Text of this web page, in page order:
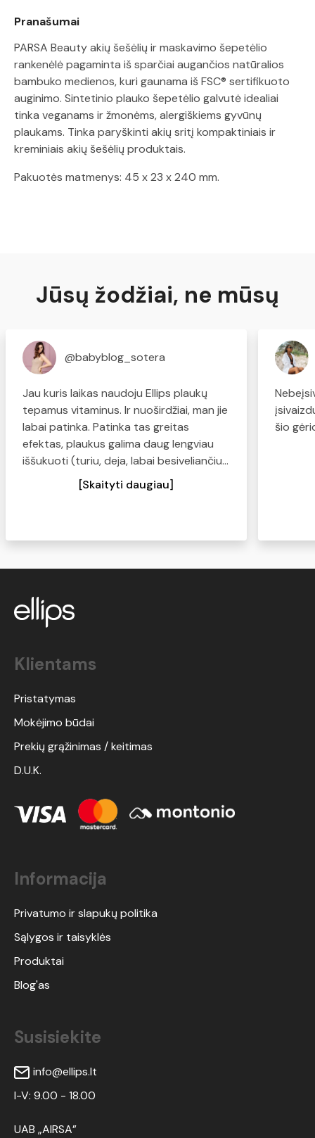
Pranašumai
PARSA Beauty akių šešėlių ir maskavimo šepetėlio
rankenėlė pagaminta iš sparčiai augančios natūralios
bambuko medienos, kuri gaunama iš FSC® sertifikuoto
auginimo. Sintetinio plauko šepetėlio galvutė idealiai
tinka veganams ir žmonėms, alergiškiems gyvūnų
plaukams. Tinka paryškinti akių sritį kompaktiniais ir
kreminiais akių šešėlių produktais.
Pakuotės matmenys: 45 x 23 x 240 mm.
Jūsų žodžiai, ne mūsų
@babyblog_sotera
Jau kuris laikas naudoju Ellips plaukų
tepamus vitaminus. Ir nuoširdžiai, man jie
labai patinka. Patinka tas greitas
efektas, plaukus galima daug lengviau
iššukuoti (turiu, deja, labai besiveliančius,
sausus plaukus), plaukai tampa švelnūs
ir minkšti. Kas turite panašių problemų -
[Skaityti daugiau]
šio
Klientams
Pristatymas
Mokėjimo būdai
Prekių grąžinimas / keitimas
D.U.K.
Informacija
Privatumo ir slapukų politika
Sąlygos ir taisyklės
Produktai
Blog'as
Susisiekite
info@ellips.lt
I-V: 9.00 - 18.00
UAB „AIRSA”